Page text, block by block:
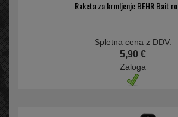
Raketa za krmljenje BEHR Bait
Spletna cena z DDV:
5,90 €
Zaloga